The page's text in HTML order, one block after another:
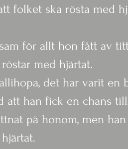
folket ska rösta med
för allt hon fått av
med hjärtat.
det har varit en
att han fick en chans
på honom, men